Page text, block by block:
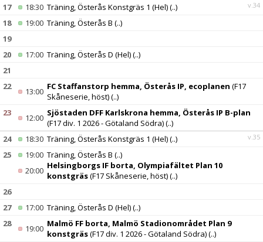
v.34
17 18:30 Träning, Österås Konstgräs 1 (Hel)(..)
18
19:00 Träning, Österås B (..)
19
20
17:00 Träning, Österås D (Hel)(..)
21
22
13:00 FC Staffanstorp hemma, Österås IP, ecoplanen (F17
Skåneserie, höst)(..)
23
12:00 Sjöstaden DFF Karlskrona hemma, Österås IP B-plan
(F17 div. 1 2026 - Götaland Södra)(..)
v.35
24 18:30 Träning, Österås Konstgräs 1 (Hel)(..)
25
19:00 Träning, Österås B (..)
20:00 Helsingborgs IF borta, Olympiafältet Plan 10
konstgräs(F17 Skåneserie, höst)(..)
26
27
17:00 Träning, Österås D (Hel)(..)
28
19:00 Malmö FF borta, Malmö Stadionområdet Plan 9
konstgräs(F17 div. 1 2026 - Götaland Södra)(..)